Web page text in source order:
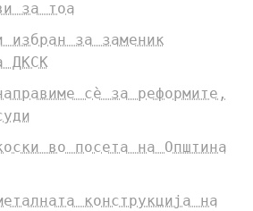
за тоа
избран за заменик
ДКСК
сè за реформите,
во посета на Општина
конструкција на